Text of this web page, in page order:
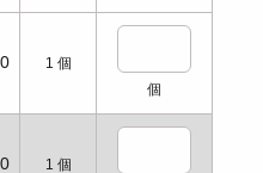
1 個
個
1 個